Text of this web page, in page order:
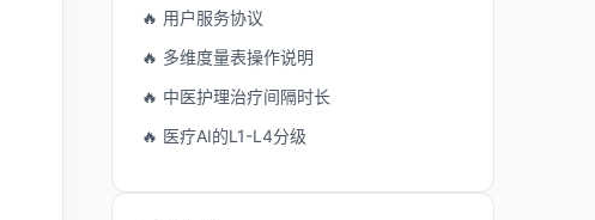
🔥 用户服务协议
🔥 多维度量表操作说明
🔥 中医护理治疗间隔时长
🔥 医疗AI的L1-L4分级